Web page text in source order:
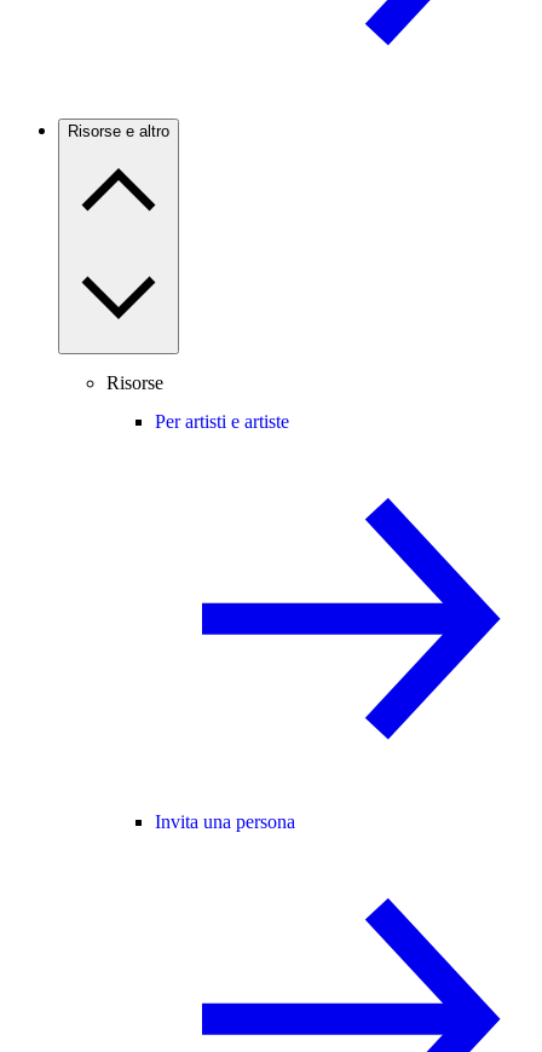
Risorse e altro
Risorse
Per artisti e artiste
Invita una persona